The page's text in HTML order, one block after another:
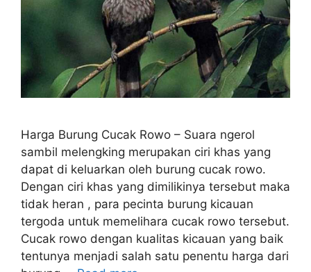
Harga Burung Cucak Rowo – Suara ngerol
sambil melengking merupakan ciri khas yang
dapat di keluarkan oleh burung cucak rowo.
Dengan ciri khas yang dimilikinya tersebut maka
tidak heran , para pecinta burung kicauan
tergoda untuk memelihara cucak rowo tersebut.
Cucak rowo dengan kualitas kicauan yang baik
tentunya menjadi salah satu penentu harga dari